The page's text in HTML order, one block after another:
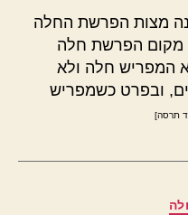
מצות הפרשת החלה
מקום הפרשת חלה
המפריש חלה ולא
ובפרט כשמפריש
תרסה]